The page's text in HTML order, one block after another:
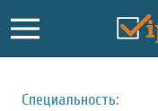
Специальность: